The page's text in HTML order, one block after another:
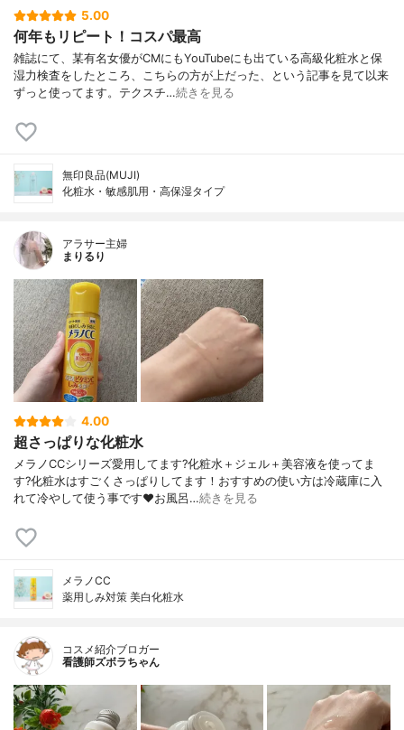
5.00
何年もリピート！コスパ最高
雑誌にて、某有名女優がCMにもYouTubeにも出ている高級化粧水と保
湿力検査をしたところ、こちらの方が上だった、という記事を見て以来
ずっと使ってます。テクスチ…続きを見る
無印良品(MUJI)
化粧水・敏感肌用・高保湿タイプ
アラサー主婦
まりるり
4.00
超さっぱりな化粧水
メラノCCシリーズ愛用してます?化粧水＋ジェル＋美容液を使ってま
す?化粧水はすごくさっぱりしてます！おすすめの使い方は冷蔵庫に入
れて冷やして使う事です❤️お風呂…続きを見る
メラノCC
薬用しみ対策 美白化粧水
コスメ紹介ブロガー
看護師ズボラちゃん